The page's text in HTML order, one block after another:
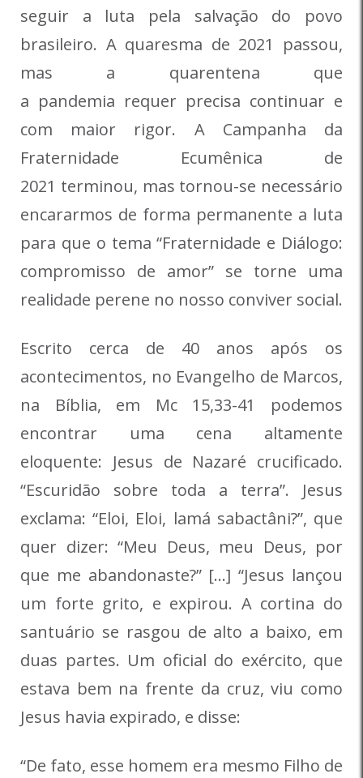
seguir a luta pela salvação do povo
brasileiro. A quaresma de 2021 passou,
mas a quarentena que
a pandemia requer precisa continuar e
com maior rigor. A Campanha da
Fraternidade Ecumênica de
2021 terminou, mas tornou-se necessário
encararmos de forma permanente a luta
para que o tema “Fraternidade e Diálogo:
compromisso de amor” se torne uma
realidade perene no nosso conviver social.
Escrito cerca de 40 anos após os
acontecimentos, no Evangelho de Marcos,
na Bíblia, em Mc 15,33-41 podemos
encontrar uma cena altamente
eloquente: Jesus de Nazaré crucificado.
“Escuridão sobre toda a terra”. Jesus
exclama: “Eloi, Eloi, lamá sabactâni?”, que
quer dizer: “Meu Deus, meu Deus, por
que me abandonaste?” […] “Jesus lançou
um forte grito, e expirou. A cortina do
santuário se rasgou de alto a baixo, em
duas partes. Um oficial do exército, que
estava bem na frente da cruz, viu como
Jesus havia expirado, e disse:
“De fato, esse homem era mesmo Filho de